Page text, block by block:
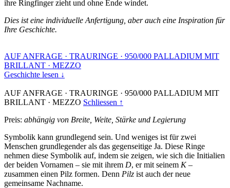
ihre Ringfinger zieht und ohne Ende windet.
Dies ist eine individuelle Anfertigung, aber auch eine Inspiration für
Ihre Geschichte.
AUF ANFRAGE · TRAURINGE · 950/000 PALLADIUM MIT
BRILLANT · MEZZO
Geschichte lesen ↓
AUF ANFRAGE · TRAURINGE · 950/000 PALLADIUM MIT
BRILLANT · MEZZO Schliessen ↑
Preis: abhängig von Breite, Weite, Stärke und Legierung
Symbolik kann grundlegend sein. Und weniges ist für zwei
Menschen grundlegender als das gegenseitige Ja. Diese Ringe
nehmen diese Symbolik auf, indem sie zeigen, wie sich die Initialien
der beiden Vornamen – sie mit ihrem D, er mit seinem K–
zusammen einen Pilz formen. Denn Pilz ist auch der neue
gemeinsame Nachname.